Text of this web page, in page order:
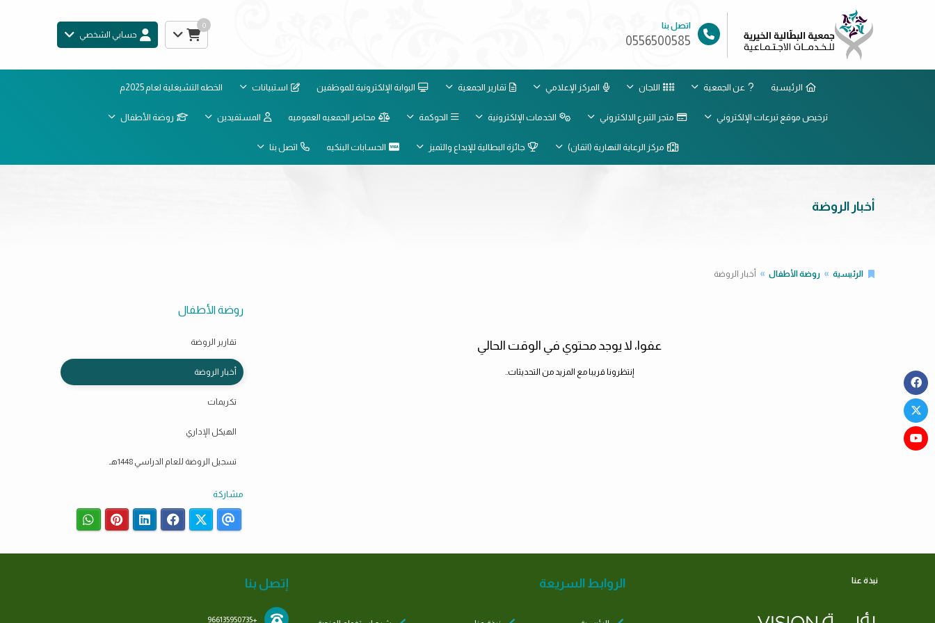
اتصل بنا
0556500585
0
حسابي الشخصي
الرئيسية عن الجمعية اللجان المركز الإعلامي تقارير الجمعية البوابة الإلكترونية للموظفين استبيانات الخطه التشيغلية لعام 2025م
ترخيص موقع تبرعات الإلكتروني متجر التبرع الالكتروني الخدمات الإلكترونية الحوكمة محاضر الجمعيه العموميه المستفيدين روضة الأطفال
مركز الرعاية النهارية (اتقان) جائزة البطالية للإبداع والتميز الحسابات البنكيه اتصل بنا
أخبار الروضة
الرئيسية روضة الأطفال أخبار الروضة
عفوا، لا يوجد محتوي في الوقت الحالي
إنتظرونا قريبا مع المزيد من التحديثات..
روضة الأطفال
تقارير الروضة
أخبار الروضة
تكريمات
الهيكل الإداري
تسجيل الروضة للعام الدراسي 1448هـ
مشاركة
نبذة عنا الروابط السريعة إتصل بنا
+966135950735